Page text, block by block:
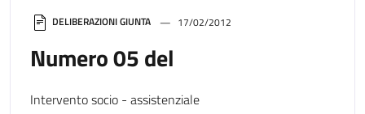
DELIBERAZIONI GIUNTA 17/02/2012
Numero 05 del
Intervento socio - assistenziale